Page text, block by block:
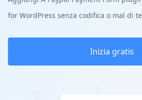
for WordPress senza codifica o mal di
Inizia gratis